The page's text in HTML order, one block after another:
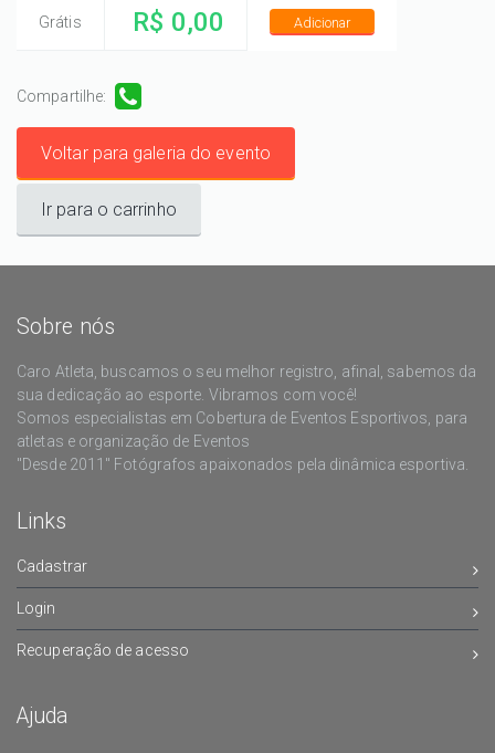
Grátis R$ 0,00 Adicionar
Compartilhe:
Voltar para galeria do evento
Ir para o carrinho
Sobre nós
Caro Atleta, buscamos o seu melhor registro, afinal, sabemos da
sua dedicação ao esporte. Vibramos com você!
Somos especialistas em Cobertura de Eventos Esportivos, para
atletas e organização de Eventos
"Desde 2011" Fotógrafos apaixonados pela dinâmica esportiva.
Links
Cadastrar
Login
Recuperação de acesso
Ajuda